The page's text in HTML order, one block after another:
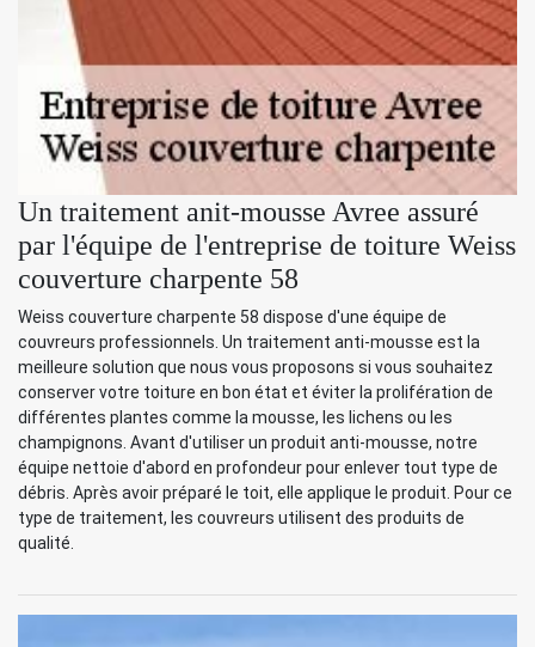
Un traitement anit-mousse Avree assuré
par l'équipe de l'entreprise de toiture Weiss
couverture charpente 58
Weiss couverture charpente 58 dispose d'une équipe de
couvreurs professionnels. Un traitement anti-mousse est la
meilleure solution que nous vous proposons si vous souhaitez
conserver votre toiture en bon état et éviter la prolifération de
différentes plantes comme la mousse, les lichens ou les
champignons. Avant d'utiliser un produit anti-mousse, notre
équipe nettoie d'abord en profondeur pour enlever tout type de
débris. Après avoir préparé le toit, elle applique le produit. Pour ce
type de traitement, les couvreurs utilisent des produits de
qualité.